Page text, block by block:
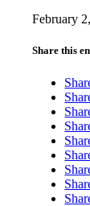
February
Share this